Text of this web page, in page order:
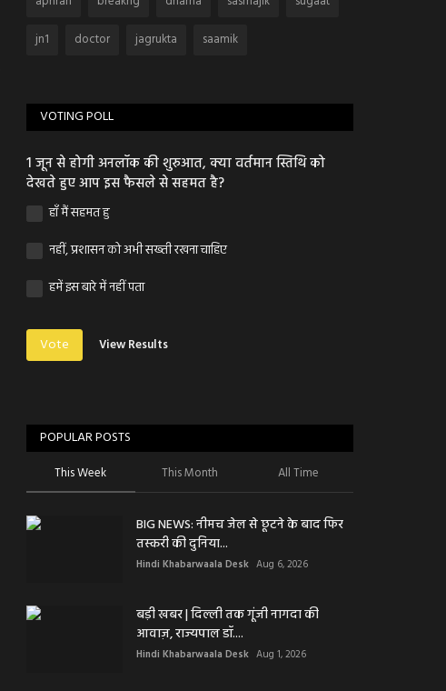
jn1
doctor jagrukta saamik
VOTING POLL
1 जून से होगी अनलॉक की शुरुआत, क्या वर्तमान स्तिथि को
देखते हुए आप इस फैसले से सहमत है?
हाँ मैं सहमत हु
नहीं, प्रशासन को अभी सख्ती रखना चाहिए
हमें इस बारे में नहीं पता
Vote View Results
POPULAR POSTS
This Week This Month All Time
BIG NEWS: नीमच जेल से छूटने के बाद फिर
तस्करी की दुनिया...
Hindi Khabarwaala Desk Aug 6, 2026
बड़ी खबर | दिल्ली तक गूंजी नागदा की
आवाज़, राज्यपाल डॉ....
Hindi Khabarwaala Desk Aug 1, 2026